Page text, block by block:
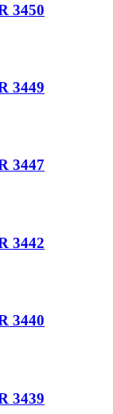
3450
3449
3447
3442
3440
3439